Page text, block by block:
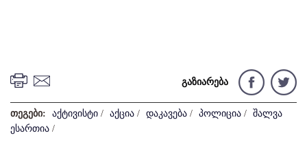
გაზიარება
თეგები: აქტივისტი / აქცია / დაკავება / პოლიცია / შალვა
ესართია /